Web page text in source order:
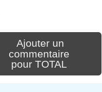
Ajouter un
commentaire
pour TOTAL